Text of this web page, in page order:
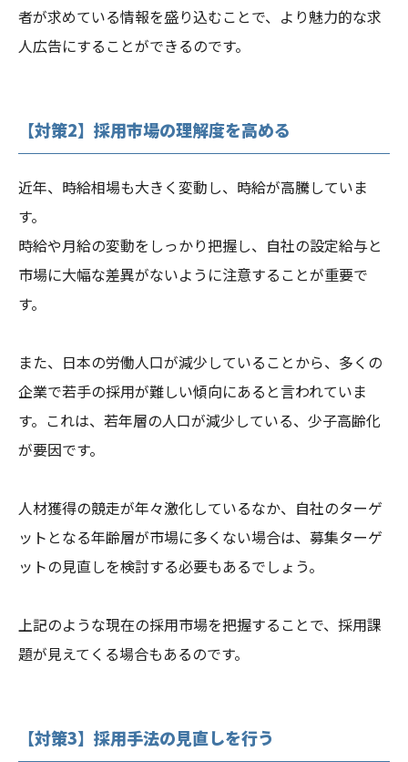
者が求めている情報を盛り込むことで、より魅力的な求
人広告にすることができるのです。
【対策2】採用市場の理解度を高める
近年、時給相場も大きく変動し、時給が高騰していま
す。
時給や月給の変動をしっかり把握し、自社の設定給与と
市場に大幅な差異がないように注意することが重要で
す。
また、日本の労働人口が減少していることから、多くの
企業で若手の採用が難しい傾向にあると言われていま
す。これは、若年層の人口が減少している、少子高齢化
が要因です。
人材獲得の競走が年々激化しているなか、自社のターゲ
ットとなる年齢層が市場に多くない場合は、募集ターゲ
ットの見直しを検討する必要もあるでしょう。
上記のような現在の採用市場を把握することで、採用課
題が見えてくる場合もあるのです。
【対策3】採用手法の見直しを行う